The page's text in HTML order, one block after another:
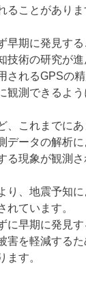
ることがありま
早期に発見す
技術の研究が進
されるGPSの精
観測できるよう
、これまでに
データの解析
る現象が観測さ
り、地震予知
れています。
に早期に発見
害を軽減する
ます。